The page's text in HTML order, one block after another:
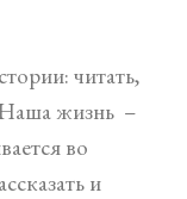
читать,
Наша жизнь –
во
и